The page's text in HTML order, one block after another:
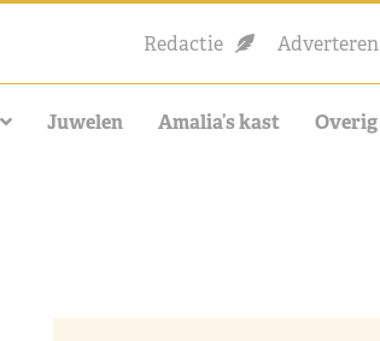
Redactie Adverteren
Juwelen Amalia’s kast Overig